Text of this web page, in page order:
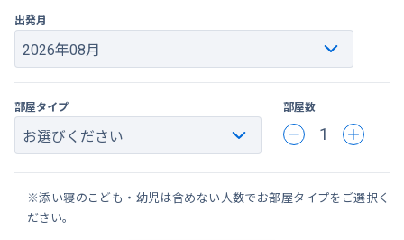
出発月
部屋タイプ 部屋数
1
※添い寝のこども・幼児は含めない人数でお部屋タイプをご選択く
ださい。